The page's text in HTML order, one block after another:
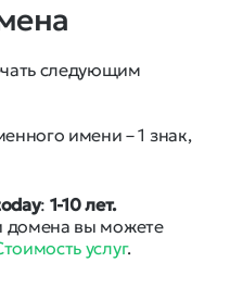
следующим
имени – 1 знак,
: 1-10 лет.
домена вы можете
услуг.